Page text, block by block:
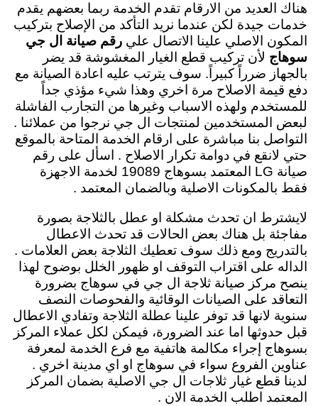
هناك العديد من الارقام تقدم الخدمة ربما بعضهم يقدم
خدمات جيدة لكن عندما نريد التأكد من الإصلاح بتركيب
المكون الاصلي علينا الاتصال علي رقم صيانة ال جي
سوهاج لأن تركيب قطع الغيار المغشوشة قد يضر
بالجهاز ضرراً كبيراً. سوف يترتب عليه اعادة الصيانة مع
دفع قيمة الاصلاح مرة اخري وهذا شيء مؤذي جداً
للمستخدم ولهذه الاسباب وغيرها من التجارب الفاشلة
لبعض المستخدمين لمنتجات ال جي نرجوا من عملائنا .
التواصل بنا مباشرة على ارقام الخدمة المتاحة بالموقع
حتي لانقع في دوامة تكرار الاصلاح . اسأل على رقم
صيانة LG المعتمد بسوهاج 19089 لخدمة الاجهزة
فقط بالمكونات الاصلية وبالضمان المعتمد .
لايشترط ان تحدث مشكلة او عطل بالثلاجة بصورة
مفاجئة بل هناك بعض الحالات قد تحدث الاعطال
بالتدريج ومع ذلك سوف تعطيك الثلاجة بعض العلامات .
الداله على اقتراب التوقف او ظهور الخلل بوضوح لهذا
ينصح مركز صيانة ثلاجة ال جي في سوهاج بضرورة
التعاقد على الصيانات الوقائية والفحوصات النصف
سنوية لانها قد توفر علينا عطلة الثلاجة وتفادي الاعطال
قبل حدوثها اما عند الضرورة، فيمكن لكل عملاء المركز
بسوهاج إجراء مكالمة هاتفية مع فرع الخدمة لمعرفة
عناوين الفروع سواء في سوهاج او اي مدينة اخري .
لدينا قطع غيار ثلاجات ال جي الاصلية بضمان المركز
المعتمد اطلب الخدمة الان .